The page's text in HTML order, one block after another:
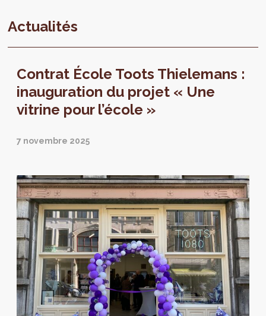
Actualités
Contrat École Toots Thielemans :
inauguration du projet « Une
vitrine pour l’école »
7 novembre 2025